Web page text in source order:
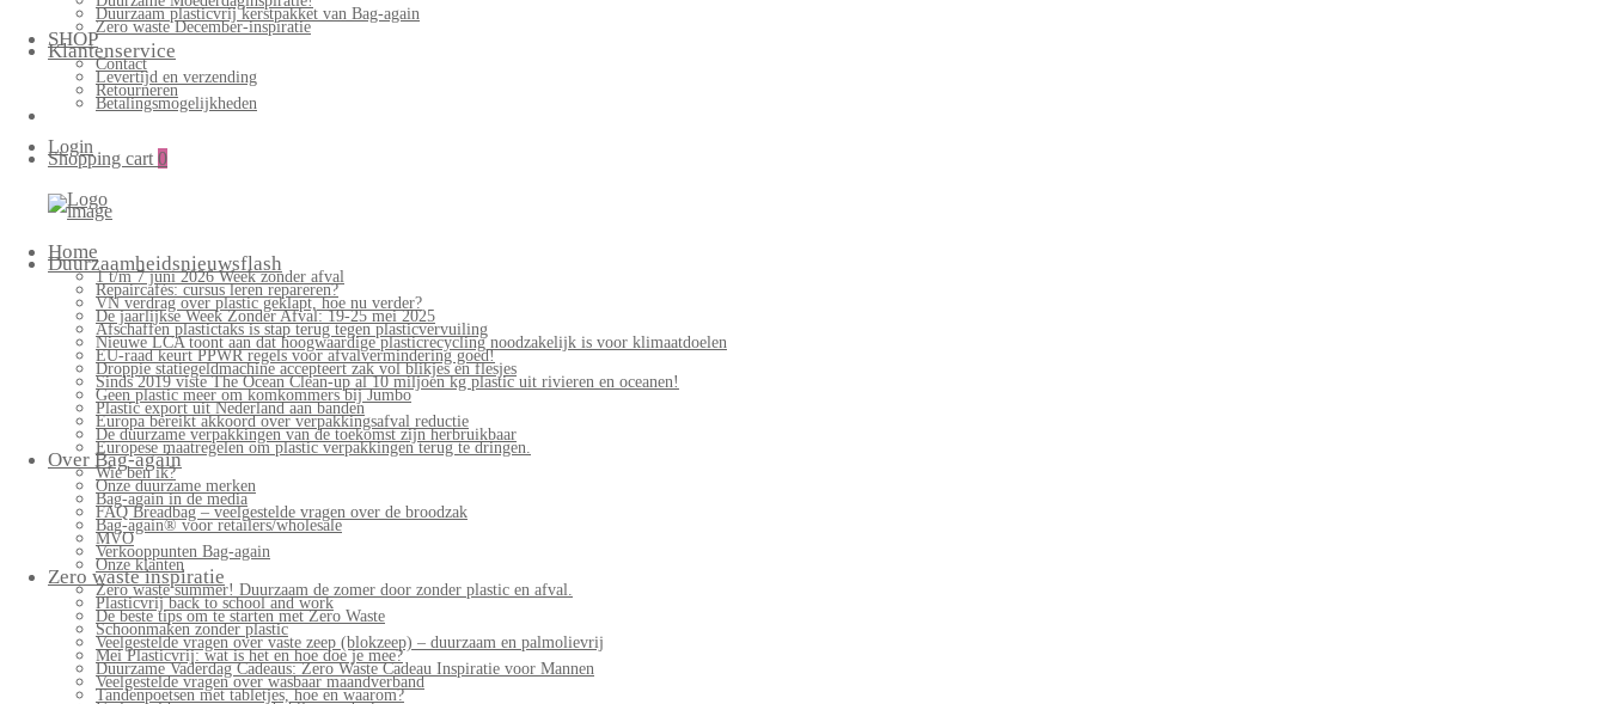
Duurzaam plasticvrij kerstpakket van Bag-again
Zero waste December-inspiratie
SHOP
Klantenservice
Contact
Levertijd en verzending
Retourneren
Betalingsmogelijkheden
Login
Shopping cart 0
Home
Duurzaamheidsnieuwsflash
1 t/m 7 juni 2026 Week zonder afval
Repaircafés: cursus leren repareren?
VN verdrag over plastic geklapt, hoe nu verder?
De jaarlijkse Week Zonder Afval: 19-25 mei 2025
Afschaffen plastictaks is stap terug tegen plasticvervuiling
Nieuwe LCA toont aan dat hoogwaardige plasticrecycling noodzakelijk is voor klimaatdoelen
EU-raad keurt PPWR regels voor afvalvermindering goed!
Droppie statiegeldmachine accepteert zak vol blikjes en flesjes
Sinds 2019 viste The Ocean Clean-up al 10 miljoen kg plastic uit rivieren en oceanen!
Geen plastic meer om komkommers bij Jumbo
Plastic export uit Nederland aan banden
Europa bereikt akkoord over verpakkingsafval reductie
De duurzame verpakkingen van de toekomst zijn herbruikbaar
Europese maatregelen om plastic verpakkingen terug te dringen.
Over Bag-again
Wie ben ik?
Onze duurzame merken
Bag-again in de media
FAQ Breadbag – veelgestelde vragen over de broodzak
Bag-again® voor retailers/wholesale
MVO
Verkooppunten Bag-again
Onze klanten
Zero waste inspiratie
Zero waste summer! Duurzaam de zomer door zonder plastic en afval.
Plasticvrij back to school and work
De beste tips om te starten met Zero Waste
Schoonmaken zonder plastic
Veelgestelde vragen over vaste zeep (blokzeep) – duurzaam en palmolievrij
Mei Plasticvrij: wat is het en hoe doe je mee?
Duurzame Vaderdag Cadeaus: Zero Waste Cadeau Inspiratie voor Mannen
Veelgestelde vragen over wasbaar maandverband
Tandenpoetsen met tabletjes, hoe en waarom?